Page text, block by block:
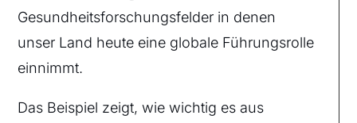
Gesundheitsforschungsfelder in denen
unser Land heute eine globale Führungsrolle
einnimmt.
Das Beispiel zeigt, wie wichtig es aus